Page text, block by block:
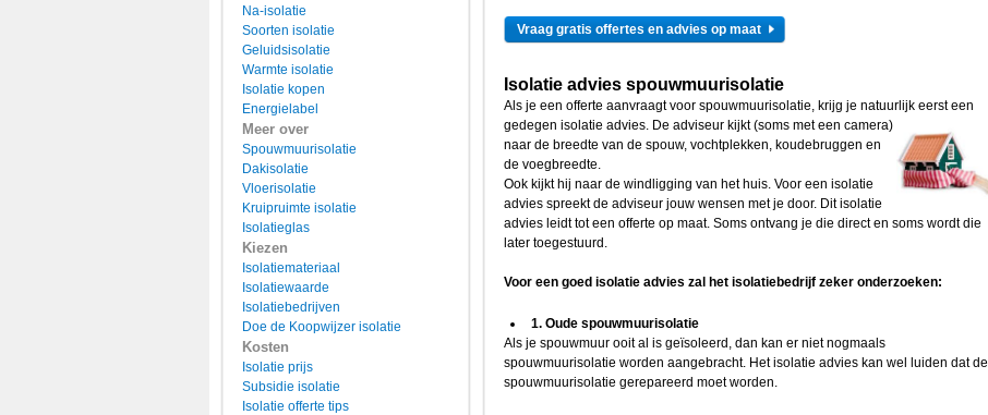
Na-isolatie
Soorten isolatie
Geluidsisolatie
Warmte isolatie
Isolatie kopen
Energielabel
Meer over
Spouwmuurisolatie
Dakisolatie
Vloerisolatie
Kruipruimte isolatie
Isolatieglas
Kiezen
Isolatiemateriaal
Isolatiewaarde
Isolatiebedrijven
Doe de Koopwijzer isolatie
Kosten
Isolatie prijs
Subsidie isolatie
Isolatie offerte tips
Vraag gratis offertes en advies op maat
Isolatie advies spouwmuurisolatie
Als je een offerte aanvraagt voor spouwmuurisolatie, krijg je natuurlijk eerst een
gedegen isolatie advies. De adviseur kijkt (soms met een camera)
naar de breedte van de spouw, vochtplekken, koudebruggen en
de voegbreedte.
Ook kijkt hij naar de windligging van het huis. Voor een isolatie
advies spreekt de adviseur jouw wensen met je door. Dit isolatie
advies leidt tot een offerte op maat. Soms ontvang je die direct en soms wordt die
later toegestuurd.
Voor een goed isolatie advies zal het isolatiebedrijf zeker onderzoeken:
1. Oude spouwmuurisolatie
Als je spouwmuur ooit al is geïsoleerd, dan kan er niet nogmaals
spouwmuurisolatie worden aangebracht. Het isolatie advies kan wel luiden dat de
spouwmuurisolatie gerepareerd moet worden.